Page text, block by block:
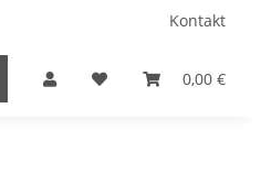
Kontakt
0,00 €